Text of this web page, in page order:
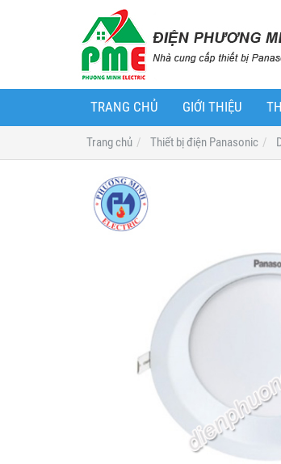
TRANG CHỦ GIỚI THIỆU
Trang chủ Thiết bị điện Panasonic